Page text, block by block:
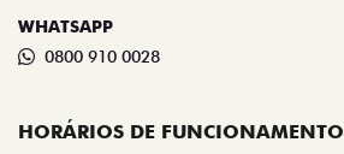
WHATSAPP
0800 910 0028
HORÁRIOS DE FUNCIONAMENTO